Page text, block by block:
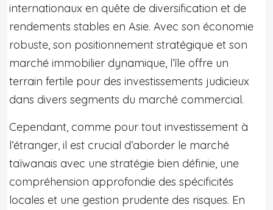
internationaux en quête de diversification et de
rendements stables en Asie. Avec son économie
robuste, son positionnement stratégique et son
marché immobilier dynamique, l’île offre un
terrain fertile pour des investissements judicieux
dans divers segments du marché commercial.
Cependant, comme pour tout investissement à
l’étranger, il est crucial d’aborder le marché
taïwanais avec une stratégie bien définie, une
compréhension approfondie des spécificités
locales et une gestion prudente des risques. En